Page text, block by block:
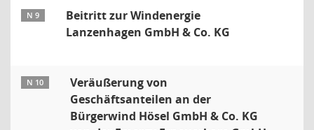
N 9
Beitritt zur Windenergie
Lanzenhagen GmbH & Co. KG
N 10
Veräußerung von
Geschäftsanteilen an der
Bürgerwind Hösel GmbH & Co. KG